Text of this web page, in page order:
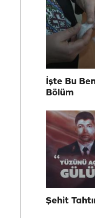
İşte Bu
Bölüm
Şehit